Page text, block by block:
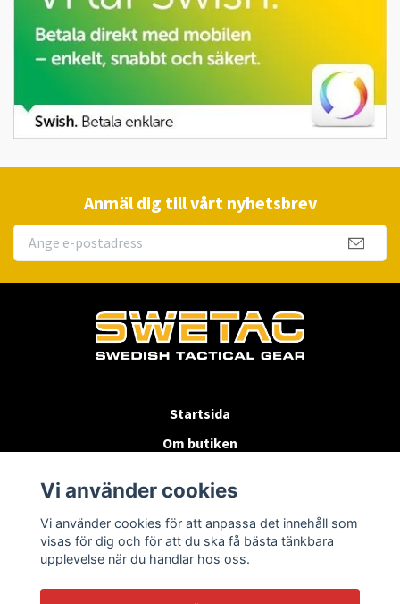
Anmäl dig till vårt nyhetsbrev
Startsida
Om butiken
Byten & Returer
Kontakta oss
Vi använder cookies
Vi använder cookies för att anpassa det innehåll som
visas för dig och för att du ska få bästa tänkbara
upplevelse när du handlar hos oss.